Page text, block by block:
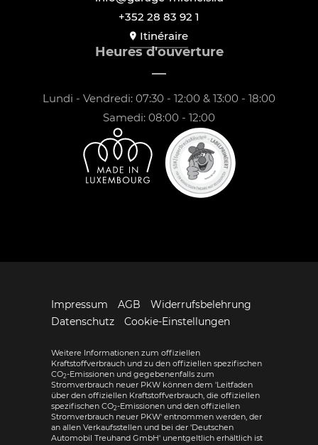
+352 28 83 92 1
Itinéraire
Heures d'ouverture
Lundi - Vendredi: 07:30 - 12:00 & 13:00 - 18:00
Samedi: 08:00 - 12:00
Impressum AGB
Widerrufsbelehrung
Datenschutz
Cookie-Einstellungen
Weitere Informationen zum offiziellen
Kraftstoffverbrauch und zu den offiziellen spezifischen
CO2-Emissionen und gegebenenfalls zum
Stromverbrauch neuer PKW können dem 'Leitfaden
über den offiziellen Kraftstoffverbrauch, die offiziellen
spezifischen CO2-Emissionen und den offiziellen
Stromverbrauch neuer PKW' entnommen werden, der
an allen Verkaufsstellen und bei der 'Deutschen
Automobil Treuhand GmbH' unentgeltlich erhältlich ist